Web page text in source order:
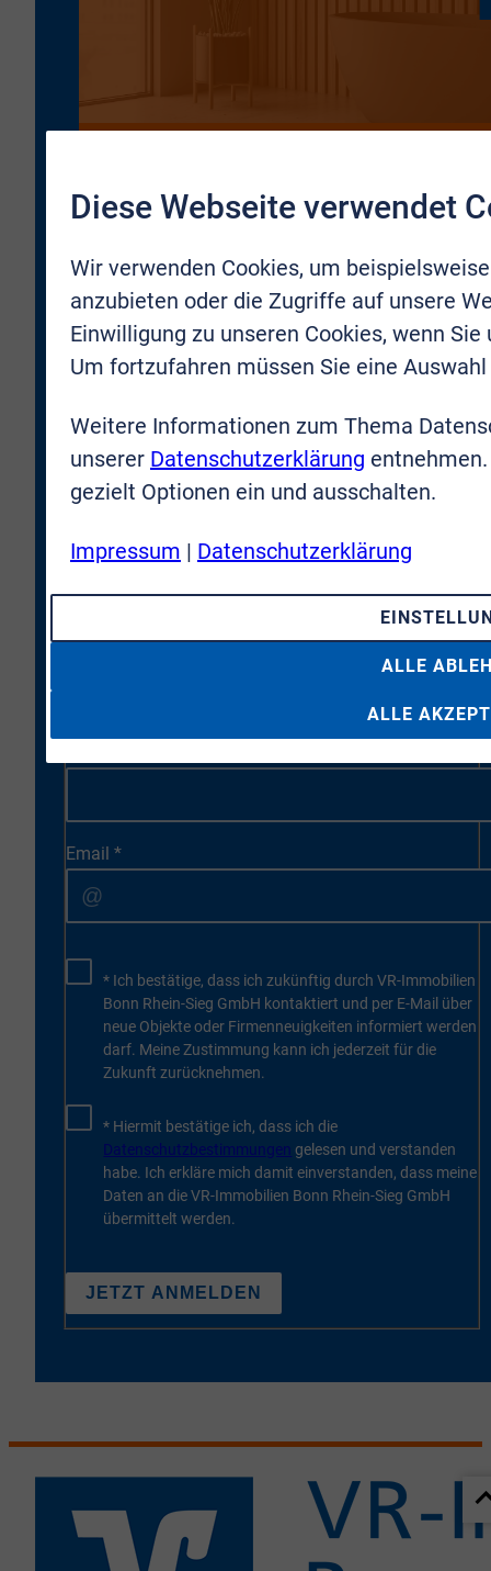
Die richtige Immobilie
noch nicht dabei?
Erfahren Sie, wo wir als nächstes bauen!
unverbindlich an.
Email *
* Ich bestätige, dass ich zukünftig durch VR-Immobilien
Bonn Rhein-Sieg GmbH kontaktiert und per E-Mail über
neue Objekte oder Firmenneuigkeiten informiert werden
darf. Meine Zustimmung kann ich jederzeit für die
Zukunft zurücknehmen.
* Hiermit bestätige ich, dass ich die
Datenschutzbestimmungen gelesen und verstanden
habe. Ich erkläre mich damit einverstanden, dass meine
Daten an die VR-Immobilien Bonn Rhein-Sieg GmbH
übermittelt werden.
JETZT ANMELDEN
Diese Webseite verwendet
Wir verwenden Cookies, um
anzubieten oder die Zugriffe auf unsere
Einwilligung zu unseren Cookies, wenn
Um fortzufahren müssen Sie eine
Weitere Informationen zum Thema
unserer Datenschutzerklärung
gezielt Optionen ein und ausschalten.
Impressum | Datenschutzerklärung
ALLE
ALLE